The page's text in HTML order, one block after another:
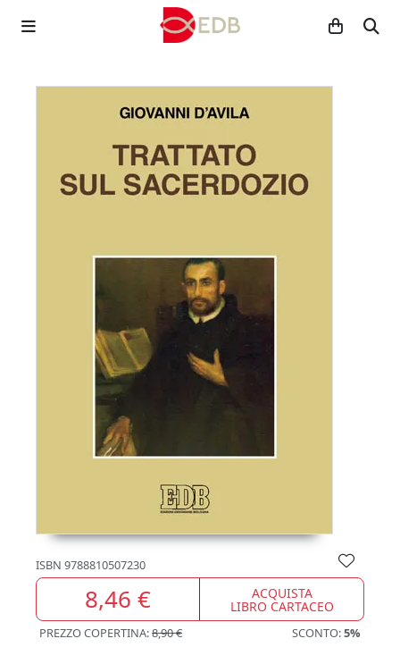
ISBN 9788810507230
8,46 € ACQUISTA
LIBRO CARTACEO
PREZZO COPERTINA:8,90 € SCONTO:5%